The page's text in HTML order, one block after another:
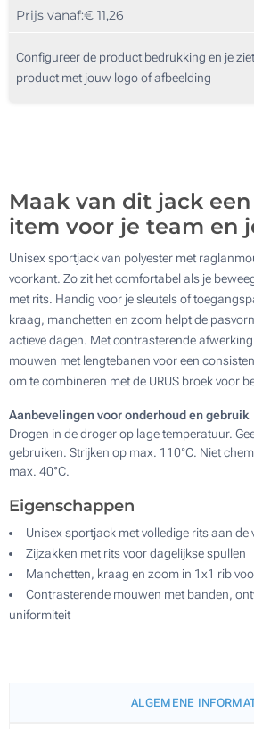
Digitale kleuren transfer (Aan een kant)
Prijs vanaf:€ 11,26
Configureer de product bedrukking en je
product met jouw logo of afbeelding
Maak van dit jack
item voor je team en
Unisex sportjack van polyester met
voorkant. Zo zit het comfortabel als je
met rits. Handig voor je sleutels of
kraag, manchetten en zoom helpt de
actieve dagen. Met contrasterende
mouwen met lengtebanen voor een
om te combineren met de URUS broek voor
Aanbevelingen voor onderhoud en gebruik
Drogen in de droger op lage temperatuur.
gebruiken. Strijken op max. 110°C. Niet
max. 40°C.
Eigenschappen
Unisex sportjack met volledige rits aan de
Zijzakken met rits voor dagelijkse spullen
Manchetten, kraag en zoom in 1x1 rib
Contrasterende mouwen met banden,
uniformiteit
ALGEMENE